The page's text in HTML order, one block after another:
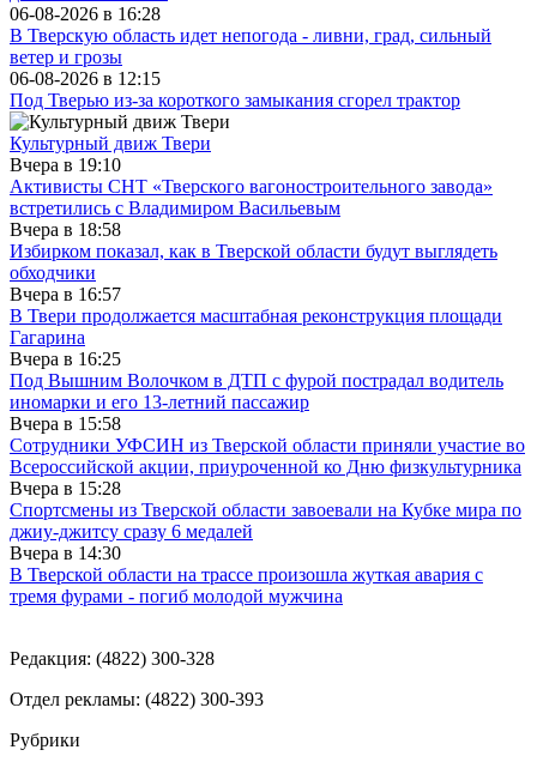
06-08-2026 в 16:28
В Тверскую область идет непогода - ливни, град, сильный
ветер и грозы
06-08-2026 в 12:15
Под Тверью из-за короткого замыкания сгорел трактор
Культурный движ Твери
Вчера в 19:10
Активисты СНТ «Тверского вагоностроительного завода»
встретились с Владимиром Васильевым
Вчера в 18:58
Избирком показал, как в Тверской области будут выглядеть
обходчики
Вчера в 16:57
В Твери продолжается масштабная реконструкция площади
Гагарина
Вчера в 16:25
Под Вышним Волочком в ДТП с фурой пострадал водитель
иномарки и его 13-летний пассажир
Вчера в 15:58
Сотрудники УФСИН из Тверской области приняли участие во
Всероссийской акции, приуроченной ко Дню физкультурника
Вчера в 15:28
Спортсмены из Тверской области завоевали на Кубке мира по
джиу-джитсу сразу 6 медалей
Вчера в 14:30
В Тверской области на трассе произошла жуткая авария с
тремя фурами - погиб молодой мужчина
Редакция: (4822) 300-328
Отдел рекламы: (4822) 300-393
Рубрики